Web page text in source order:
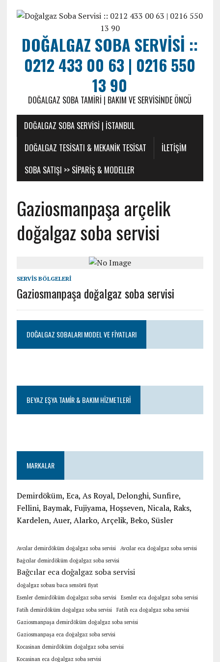
DOĞALGAZ SOBA SERVISI ::
0212 433 00 63 | 0216 550
13 90
DOĞALGAZ SOBA TAMIRI | BAKIM VE SERVISINDE ÖNCÜ
DOĞALGAZ SOBA SERVISI | İSTANBUL
DOĞALGAZ TESISATI & MEKANIK TESISAT
ILETIŞIM
SOBA SATIŞI >> SIPARIŞ & MODELLER
Gaziosmanpaşa arçelik
doğalgaz soba servisi
SERVIS BÖLGELERI
Gaziosmanpaşa doğalgaz soba servisi
DOĞALGAZ SOBALARI MODEL VE FIYATLARI
BEYAZ EŞYA TAMIR & BAKIM HIZMETLERI
MARKALAR
Demirdöküm, Eca, As Royal, Delonghi, Sunfire,
Fellini, Baymak, Fujiyama, Hoşseven, Nicala, Raks,
Kardelen, Auer, Alarko, Arçelik, Beko, Süsler
Avcılar demirdöküm doğalgaz soba servisi
Avcılar eca doğalgaz soba servisi
Bağcılar demirdöküm doğalgaz soba servisi
Bağcılar eca doğalgaz soba servisi
doğalgaz sobası baca sensörü fiyat
Esenler demirdöküm doğalgaz soba servisi
Esenler eca doğalgaz soba servisi
Fatih demirdöküm doğalgaz soba servisi
Fatih eca doğalgaz soba servisi
Gaziosmanpaşa demirdöküm doğalgaz soba servisi
Gaziosmanpaşa eca doğalgaz soba servisi
Kocasinan demirdöküm doğalgaz soba servisi
Kocasinan eca doğalgaz soba servisi